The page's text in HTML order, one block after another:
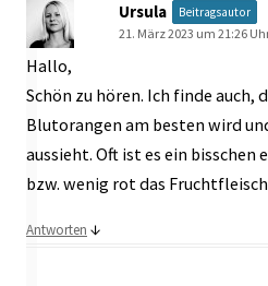
Ursula Beitragsautor
21. März 2023 um 21:26
Hallo,
Schön zu hören. Ich finde auch,
Blutorangen am besten wird
aussieht. Oft ist es ein bisschen
bzw. wenig rot das
Antworten ↓